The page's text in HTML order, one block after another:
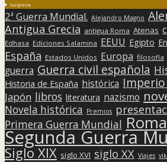
Sorpresa
2ª Guerra Mundial. Alejandro Magno
Antigua Grecia antigua Roma Atenas
Edhasa Ediciones Salamina EEUU Egipto
España Estados Unidos Europa filosofía
guerra Guerra civil española
Historia de España histórica
Japón libros literatura nazismo
Novela histórica Premios
Primera Guerra Mundial Roma
Segunda Guerra
Siglo XIX siglo XVI siglo XX Viajes